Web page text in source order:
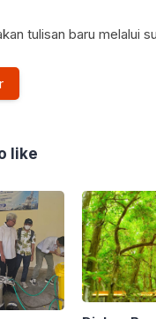
tulisan baru melalui
like